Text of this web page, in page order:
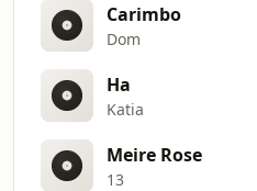
Carimbo
Dom
Ha
Katia
Meire Rose
13